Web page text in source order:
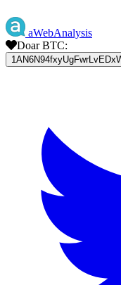
aWebAnalysis
Doar BTC: